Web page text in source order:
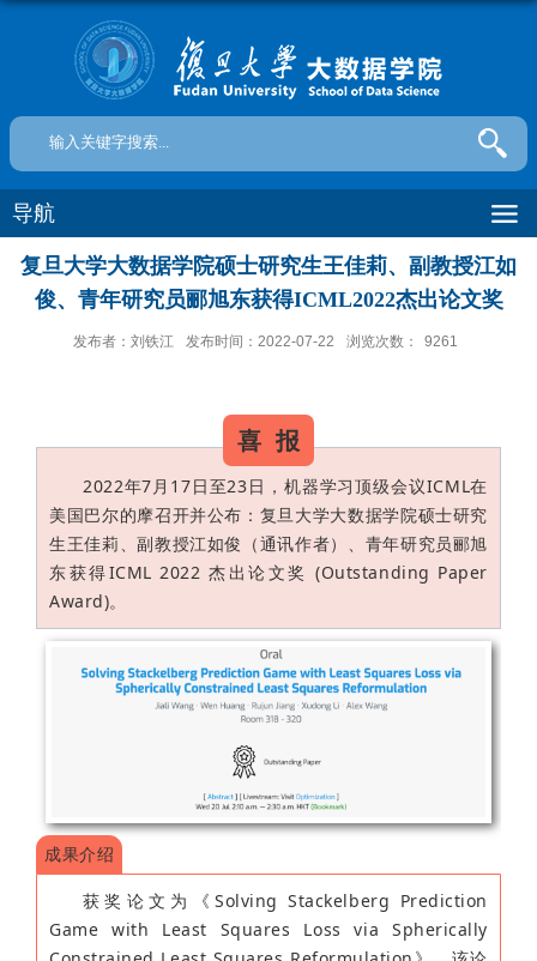
导航
复旦大学大数据学院硕士研究生王佳莉、副教授江如
俊、青年研究员郦旭东获得ICML2022杰出论文奖
发布者：刘铁江 发布时间：2022-07-22 浏览次数： 9261
喜 报
2022年7月17日至23日，机器学习顶级会议ICML在
美国巴尔的摩召开并公布：复旦大学大数据学院硕士研究
生王佳莉、副教授江如俊（通讯作者）、青年研究员郦旭
东获得ICML 2022 杰出论文奖 (Outstanding Paper
Award)。
成果介绍
获奖论文为《Solving Stackelberg Prediction
Game with Least Squares Loss via Spherically